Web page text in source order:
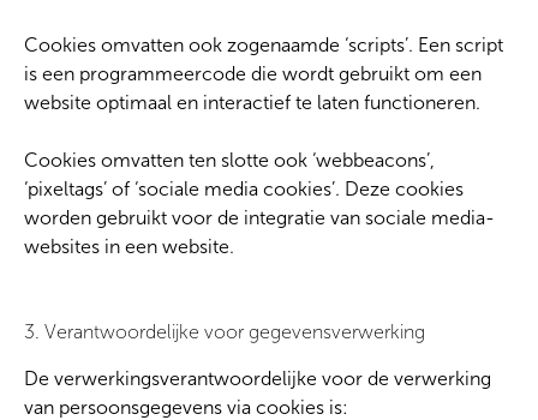
Cookies omvatten ook zogenaamde ‘scripts’. Een script
is een programmeercode die wordt gebruikt om een
website optimaal en interactief te laten functioneren.
Cookies omvatten ten slotte ook ‘webbeacons’,
‘pixeltags’ of ‘sociale media cookies’. Deze cookies
worden gebruikt voor de integratie van sociale media-
websites in een website.
3. Verantwoordelijke voor gegevensverwerking
De verwerkingsverantwoordelijke voor de verwerking
van persoonsgegevens via cookies is: